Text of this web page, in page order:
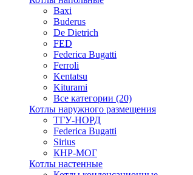
Baxi
Buderus
De Dietrich
FED
Federica Bugatti
Ferroli
Kentatsu
Kiturami
Все категории (20)
Котлы наружного размещения
ТГУ-НОРД
Federica Bugatti
Sirius
КНР-МОГ
Котлы настенные